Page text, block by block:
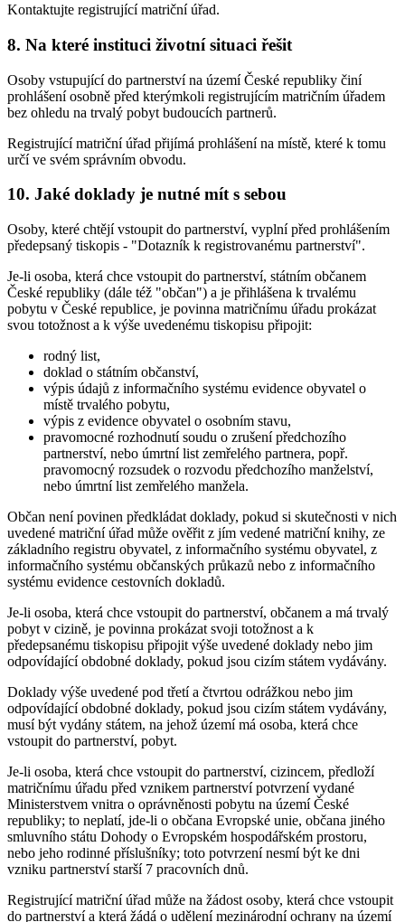
Kontaktujte registrující matriční úřad.
8. Na které instituci životní situaci řešit
Osoby vstupující do partnerství na území České republiky činí
prohlášení osobně před kterýmkoli registrujícím matričním úřadem
bez ohledu na trvalý pobyt budoucích partnerů.
Registrující matriční úřad přijímá prohlášení na místě, které k tomu
určí ve svém správním obvodu.
10. Jaké doklady je nutné mít s sebou
Osoby, které chtějí vstoupit do partnerství, vyplní před prohlášením
předepsaný tiskopis - "Dotazník k registrovanému partnerství".
Je-li osoba, která chce vstoupit do partnerství, státním občanem
České republiky (dále též "občan") a je přihlášena k trvalému
pobytu v České republice, je povinna matričnímu úřadu prokázat
svou totožnost a k výše uvedenému tiskopisu připojit:
rodný list,
doklad o státním občanství,
výpis údajů z informačního systému evidence obyvatel o
místě trvalého pobytu,
výpis z evidence obyvatel o osobním stavu,
pravomocné rozhodnutí soudu o zrušení předchozího
partnerství, nebo úmrtní list zemřelého partnera, popř.
pravomocný rozsudek o rozvodu předchozího manželství,
nebo úmrtní list zemřelého manžela.
Občan není povinen předkládat doklady, pokud si skutečnosti v nich
uvedené matriční úřad může ověřit z jím vedené matriční knihy, ze
základního registru obyvatel, z informačního systému obyvatel, z
informačního systému občanských průkazů nebo z informačního
systému evidence cestovních dokladů.
Je-li osoba, která chce vstoupit do partnerství, občanem a má trvalý
pobyt v cizině, je povinna prokázat svoji totožnost a k
předepsanému tiskopisu připojit výše uvedené doklady nebo jim
odpovídající obdobné doklady, pokud jsou cizím státem vydávány.
Doklady výše uvedené pod třetí a čtvrtou odrážkou nebo jim
odpovídající obdobné doklady, pokud jsou cizím státem vydávány,
musí být vydány státem, na jehož území má osoba, která chce
vstoupit do partnerství, pobyt.
Je-li osoba, která chce vstoupit do partnerství, cizincem, předloží
matričnímu úřadu před vznikem partnerství potvrzení vydané
Ministerstvem vnitra o oprávněnosti pobytu na území České
republiky; to neplatí, jde-li o občana Evropské unie, občana jiného
smluvního státu Dohody o Evropském hospodářském prostoru,
nebo jeho rodinné příslušníky; toto potvrzení nesmí být ke dni
vzniku partnerství starší 7 pracovních dnů.
Registrující matriční úřad může na žádost osoby, která chce vstoupit
do partnerství a která žádá o udělení mezinárodní ochrany na území